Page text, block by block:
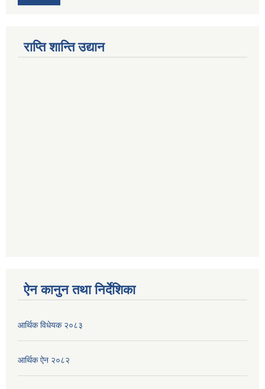
राप्ति शान्ति उद्यान
ऐन कानुन तथा निर्देशिका
आर्थिक विधेयक २०८३
आर्थिक ऐन २०८२